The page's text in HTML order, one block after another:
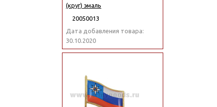
(круг) эмаль
20050013
Дата добавления товара:
30.10.2020